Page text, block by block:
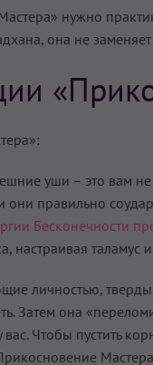
нужно
она не
уши – это вам
они правильно
Бесконечности
настраивая таламус и
личностью,
Затем она
вас. Чтобы пустить